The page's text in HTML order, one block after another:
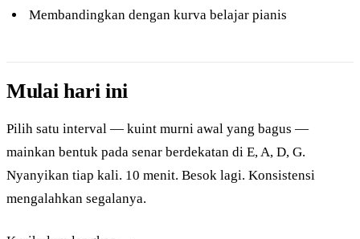
Membandingkan dengan kurva belajar pianis
Mulai hari ini
Pilih satu interval — kuint murni awal yang bagus —
mainkan bentuk pada senar berdekatan di E, A, D, G.
Nyanyikan tiap kali. 10 menit. Besok lagi. Konsistensi
mengalahkan segalanya.